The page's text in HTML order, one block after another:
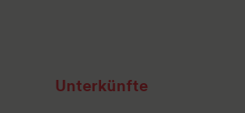
Unterkünfte